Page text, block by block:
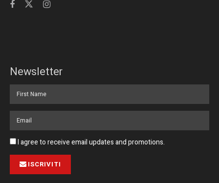
Newsletter
I agree to receive email updates and promotions.
ISCRIVITI